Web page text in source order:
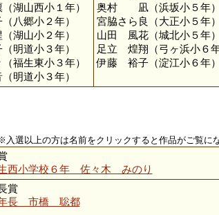
山西小１年）
八郷小２年）
湖山小２年）
明道小３年）
福生東小３年）
明道小３年）
奥村 凪（浜坂小５年）
宮脇さら良（大正小５年）
山田 風花（城北小５年）
足立 煌翔（弓ヶ浜小６年
伊藤 裕子（淀江小６年）
入選以上の方は名前をクリックすると作品がご覧に
西小学校６年 佐々木 みのり
賞
年長 市橋 聡都